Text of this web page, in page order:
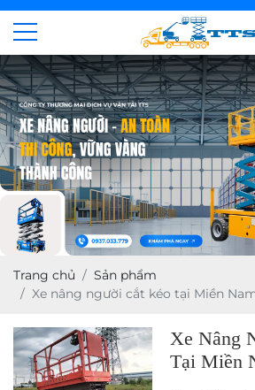
Trang chủ
Sản phẩm
Xe nâng người cắt kéo tại Miền
Xe Nâng
Tại Miền